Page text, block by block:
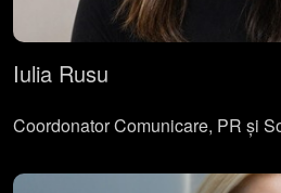
Iulia Rusu
Coordonator Comunicare, PR și